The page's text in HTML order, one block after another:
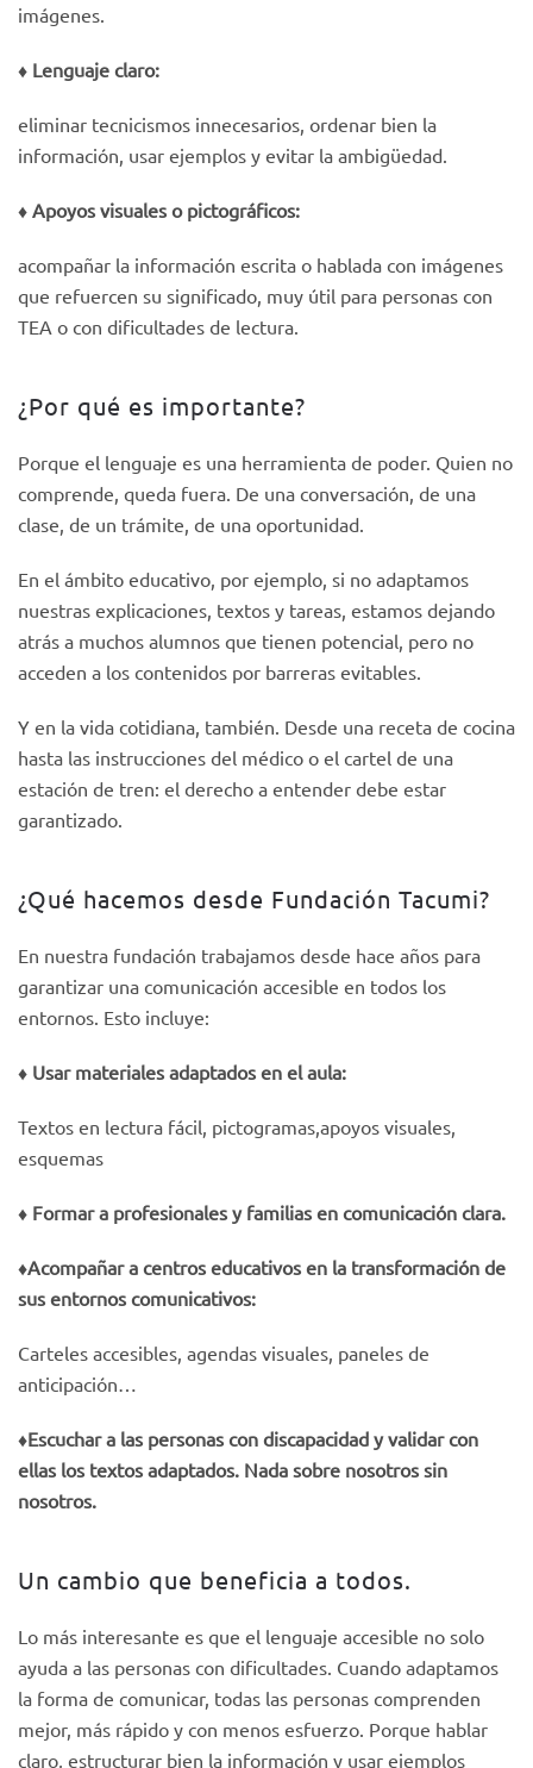
imágenes.
♦️ Lenguaje claro:
eliminar tecnicismos innecesarios, ordenar bien la
información, usar ejemplos y evitar la ambigüedad.
♦️ Apoyos visuales o pictográficos:
acompañar la información escrita o hablada con imágenes
que refuercen su significado, muy útil para personas con
TEA o con dificultades de lectura.
¿Por qué es importante?
Porque el lenguaje es una herramienta de poder. Quien no
comprende, queda fuera. De una conversación, de una
clase, de un trámite, de una oportunidad.
En el ámbito educativo, por ejemplo, si no adaptamos
nuestras explicaciones, textos y tareas, estamos dejando
atrás a muchos alumnos que tienen potencial, pero no
acceden a los contenidos por barreras evitables.
Y en la vida cotidiana, también. Desde una receta de cocina
hasta las instrucciones del médico o el cartel de una
estación de tren: el derecho a entender debe estar
garantizado.
¿Qué hacemos desde Fundación Tacumi?
En nuestra fundación trabajamos desde hace años para
garantizar una comunicación accesible en todos los
entornos. Esto incluye:
♦️ Usar materiales adaptados en el aula:
Textos en lectura fácil, pictogramas,apoyos visuales,
esquemas
♦️ Formar a profesionales y familias en comunicación clara.
♦️Acompañar a centros educativos en la transformación de
sus entornos comunicativos:
Carteles accesibles, agendas visuales, paneles de
anticipación…
♦️Escuchar a las personas con discapacidad y validar con
ellas los textos adaptados. Nada sobre nosotros sin
nosotros.
Un cambio que beneficia a todos.
Lo más interesante es que el lenguaje accesible no solo
ayuda a las personas con dificultades. Cuando adaptamos
la forma de comunicar, todas las personas comprenden
mejor, más rápido y con menos esfuerzo. Porque hablar
claro, estructurar bien la información y usar ejemplos